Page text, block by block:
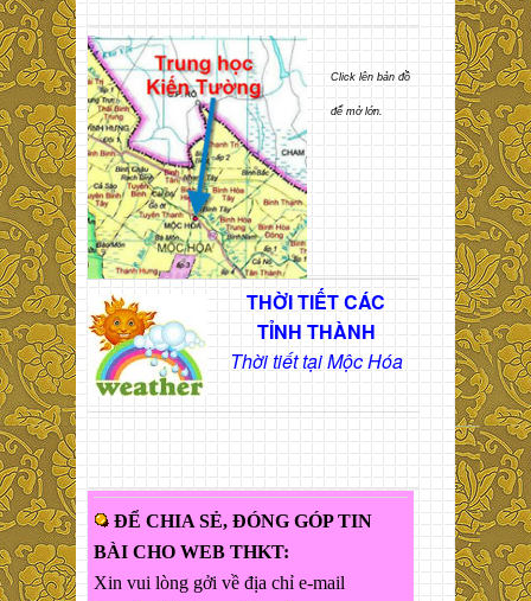
Click lên bản đồ
để mở lớn.
THỜI TIẾT CÁC
TỈNH THÀNH
Thời tiết tại Mộc Hóa
ĐỂ CHIA SẺ, ĐÓNG GÓP TIN
BÀI CHO WEB THKT:
Xin vui lòng gởi về địa chỉ e-mail